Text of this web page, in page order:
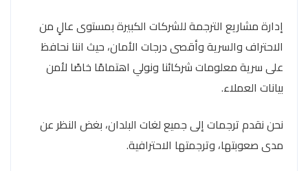
إدارة مشاريع الترجمة للشركات الكبيرة بمستوى عالٍ من
الاحتراف والسرية وأقصى درجات الأمان، حيث اننا نحافظ
على سرية معلومات شركائنا ونولي اهتمامًا خاصًا لأمن
بيانات العملاء.
نحن نقدم ترجمات إلى جميع لغات البلدان، بغض النظر عن
مدى صعوبتها، وترجمتها الاحترافية.